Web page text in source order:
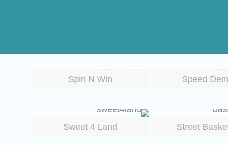
Speed
Spin N Win
Street
Sweet 4 Land